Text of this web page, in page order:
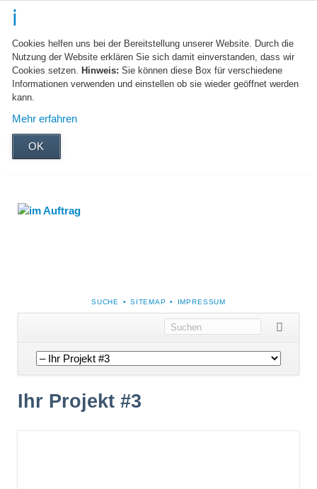
Cookies helfen uns bei der Bereitstellung unserer Website. Durch die
Nutzung der Website erklären Sie sich damit einverstanden, dass wir
Cookies setzen. Hinweis: Sie können diese Box für verschiedene
Informationen verwenden und einstellen ob sie wieder geöffnet werden
kann.
Mehr erfahren
OK
NAVIGATION
ÜBERSPRINGEN
SUCHE SITEMAP IMPRESSUM
Navigation
überspringen
Ihr Projekt #3